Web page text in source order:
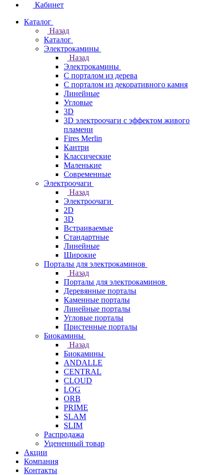
Кабинет
Каталог
Назад
Каталог
Электрокамины
Назад
Электрокамины
С порталом из дерева
С порталом из декоративного камня
Линейные
Угловые
3D
3D электроочаги с эффектом живого
пламени
Fires Merlin
Кантри
Классические
Маленькие
Современные
Электроочаги
Назад
Электроочаги
2D
3D
Встраиваемые
Стандартные
Линейные
Широкие
Порталы для электрокаминов
Назад
Порталы для электрокаминов
Деревянные порталы
Каменные порталы
Линейные порталы
Угловые порталы
Пристенные порталы
Биокамины
Назад
Биокамины
ANDALLE
CENTRAL
CLOUD
LOG
ORB
PRIME
SLAM
SLIM
Распродажа
Уцененный товар
Акции
Компания
Контакты